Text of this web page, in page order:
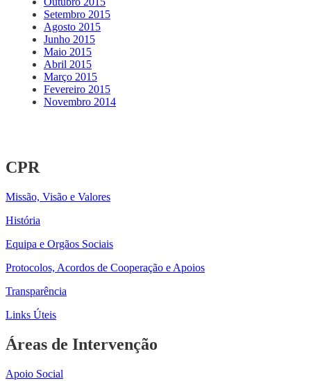
Setembro 2015
Agosto 2015
Junho 2015
Maio 2015
Abril 2015
Março 2015
Fevereiro 2015
Novembro 2014
CPR
Missão, Visão e Valores
História
Equipa e Orgãos Sociais
Protocolos, Acordos de Cooperação e Apoios
Transparência
Links Úteis
Áreas de Intervenção
Apoio Social